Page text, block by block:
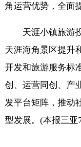
角运营优势，全面
天涯小镇旅游投
天涯海角景区提升
开发和旅游服务标
创、运营同创、产
发平台矩阵，推动
型发展。(本报三亚